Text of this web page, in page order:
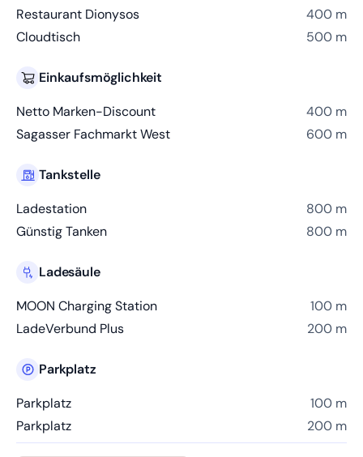
Restaurant Dionysos
400 m
Cloudtisch
500 m
Einkaufsmöglichkeit
Netto Marken-Discount
400 m
Sagasser Fachmarkt West
600 m
Tankstelle
Ladestation
800 m
Günstig Tanken
800 m
Ladesäule
MOON Charging Station
100 m
LadeVerbund Plus
200 m
Parkplatz
Parkplatz
100 m
Parkplatz
200 m